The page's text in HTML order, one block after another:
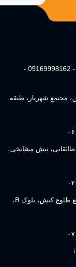
پشتیبانی 09051572779 - 09031964760 - 09169998162 -
مجتمع شهریار، طبقه
نبش مشایخی،
جزیره - کیش: بلوار پارس، میدان پارس، مجتمع طلوع کیش، بلوک B،